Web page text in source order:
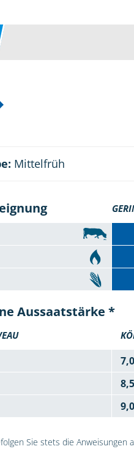
Mittelfrüh
Aussaatstärke *
Sie stets die Anweisungen